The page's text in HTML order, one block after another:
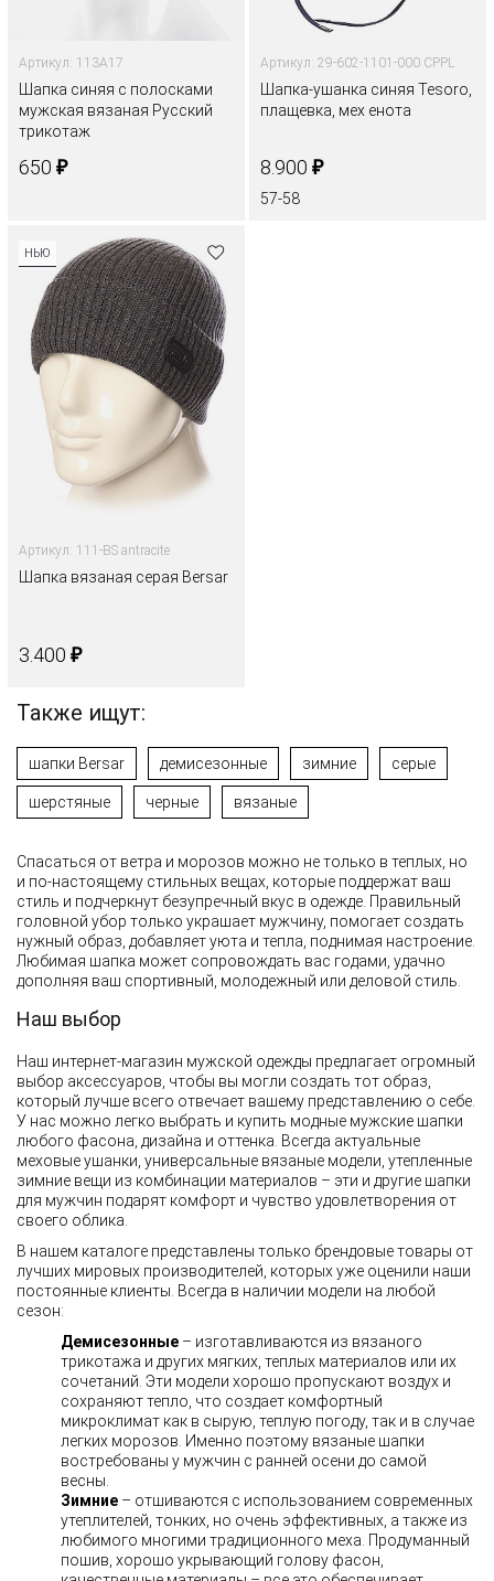
Артикул: 113A17
Шапка синяя с полосками
мужская вязаная Русский
трикотаж
650 ₽
Артикул: 29-602-1101-000 CPPL
Шапка-ушанка синяя Tesoro,
плащевка, мех енота
8.900 ₽
57-58
НЬЮ
Артикул: 111-BS antracite
Шапка вязаная серая Bersar
3.400 ₽
Также ищут:
шапки Bersar демисезонные зимние серые
шерстяные черные вязаные
Спасаться от ветра и морозов можно не только в теплых, но
и по-настоящему стильных вещах, которые поддержат ваш
стиль и подчеркнут безупречный вкус в одежде. Правильный
головной убор только украшает мужчину, помогает создать
нужный образ, добавляет уюта и тепла, поднимая настроение.
Любимая шапка может сопровождать вас годами, удачно
дополняя ваш спортивный, молодежный или деловой стиль.
Наш выбор
Наш интернет-магазин мужской одежды предлагает огромный
выбор аксессуаров, чтобы вы могли создать тот образ,
который лучше всего отвечает вашему представлению о себе.
У нас можно легко выбрать и купить модные мужские шапки
любого фасона, дизайна и оттенка. Всегда актуальные
меховые ушанки, универсальные вязаные модели, утепленные
зимние вещи из комбинации материалов – эти и другие шапки
для мужчин подарят комфорт и чувство удовлетворения от
своего облика.
В нашем каталоге представлены только брендовые товары от
лучших мировых производителей, которых уже оценили наши
постоянные клиенты. Всегда в наличии модели на любой
сезон:
Демисезонные – изготавливаются из вязаного
трикотажа и других мягких, теплых материалов или их
сочетаний. Эти модели хорошо пропускают воздух и
сохраняют тепло, что создает комфортный
микроклимат как в сырую, теплую погоду, так и в случае
легких морозов. Именно поэтому вязаные шапки
востребованы у мужчин с ранней осени до самой
весны.
Зимние – отшиваются с использованием современных
утеплителей, тонких, но очень эффективных, а также из
любимого многими традиционного меха. Продуманный
пошив, хорошо укрывающий голову фасон,